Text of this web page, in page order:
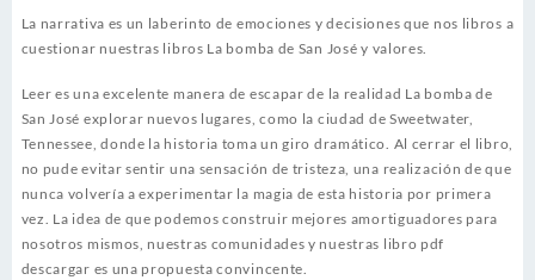
La narrativa es un laberinto de emociones y decisiones que nos libros a
cuestionar nuestras libros La bomba de San José y valores.
Leer es una excelente manera de escapar de la realidad La bomba de
San José explorar nuevos lugares, como la ciudad de Sweetwater,
Tennessee, donde la historia toma un giro dramático. Al cerrar el libro,
no pude evitar sentir una sensación de tristeza, una realización de que
nunca volvería a experimentar la magia de esta historia por primera
vez. La idea de que podemos construir mejores amortiguadores para
nosotros mismos, nuestras comunidades y nuestras libro pdf
descargar es una propuesta convincente.